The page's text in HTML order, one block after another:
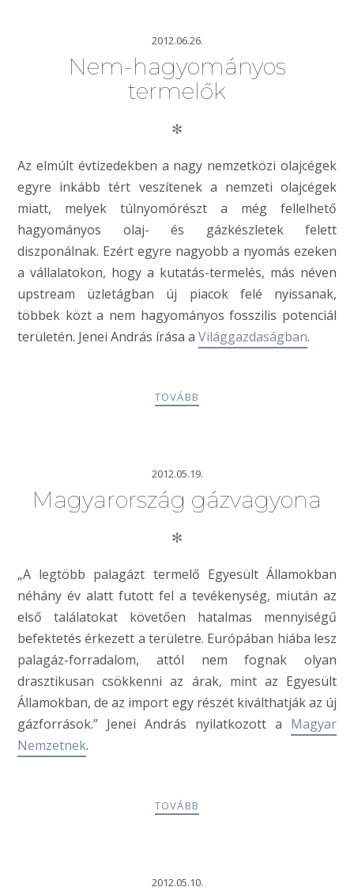
2012.06.26.
Nem-hagyományos
termelők
✻
Az elmúlt évtizedekben a nagy nemzetközi olajcégek
egyre inkább tért veszítenek a nemzeti olajcégek
miatt, melyek túlnyomórészt a még fellelhető
hagyományos olaj- és gázkészletek felett
diszponálnak. Ezért egyre nagyobb a nyomás ezeken
a vállalatokon, hogy a kutatás-termelés, más néven
upstream üzletágban új piacok felé nyissanak,
többek közt a nem hagyományos fosszilis potenciál
területén. Jenei András írása a Világgazdaságban.
TOVÁBB
2012.05.19.
Magyarország gázvagyona
✻
„A legtöbb palagázt termelő Egyesült Államokban
néhány év alatt futott fel a tevékenység, miután az
első találatokat követően hatalmas mennyiségű
befektetés érkezett a területre. Európában hiába lesz
palagáz-forradalom, attól nem fognak olyan
drasztikusan csökkenni az árak, mint az Egyesült
Államokban, de az import egy részét kiválthatják az új
gázforrások.” Jenei András nyilatkozott a Magyar
Nemzetnek.
TOVÁBB
2012.05.10.